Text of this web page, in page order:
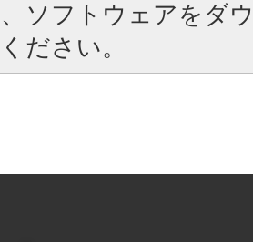
ソフトウェアをダ
ださい。